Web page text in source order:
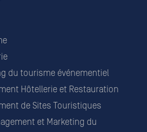
du tourisme événementiel
Hôtellerie et Restauration
de Sites Touristiques
et Marketing du